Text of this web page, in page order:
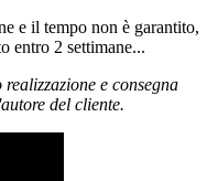
e il tempo non è garantito,
entro 2 settimane...
e consegna
del cliente.